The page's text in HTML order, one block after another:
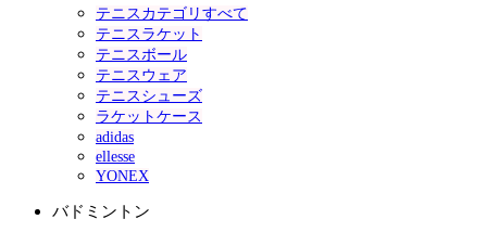
テニスカテゴリすべて
テニスラケット
テニスボール
テニスウェア
テニスシューズ
ラケットケース
adidas
ellesse
YONEX
バドミントン